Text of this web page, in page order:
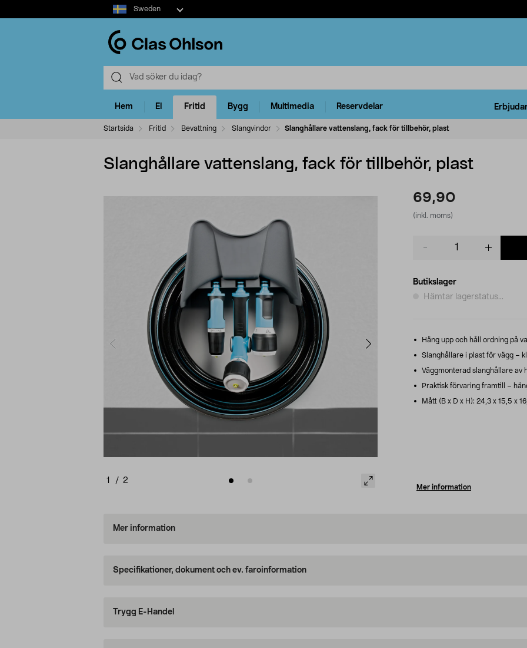
Select
market
Sweden
Hem El Fritid Bygg Multimedia Reservdelar
Startsida Fritid Bevattning Slangvindor Slanghållare vattenslang, fack för tillbehör, plast
Slanghållare vattenslang, fack för tillbehör, plast
1 / 2
69,90
(inkl. moms)
Butikslager
Hämtar lagerstatus...
Häng upp och håll ordning på
Slanghållare i plast för vägg –
Väggmonterad slanghållare av
Praktisk förvaring framtill –
Mått (B x D x H): 24,3 x 15,5 x
Mer information
Mer information
Specifikationer, dokument och ev. faroinformation
Trygg E-Handel